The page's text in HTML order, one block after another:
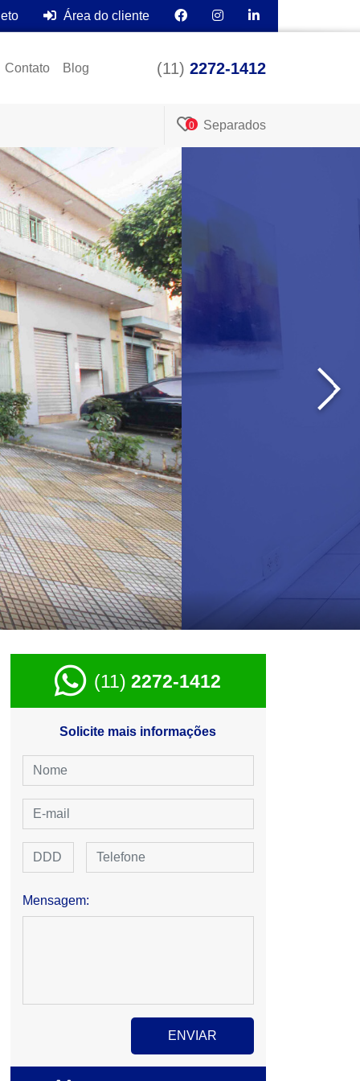
Área do cliente
Contato Blog (11) 2272-1412
0 Separados
›
(11)2272-1412
Solicite mais informações
Mensagem: